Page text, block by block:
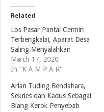
Related
Los Pasar Pantai Cermin
Terbengkalai, Aparat Desa
Saling Menyalahkan
March 17, 2020
In "K A M P A R"
Arlan Tuding Bendahara,
Sekdes dan Kadus Sebagai
Biang Kerok Penyebab